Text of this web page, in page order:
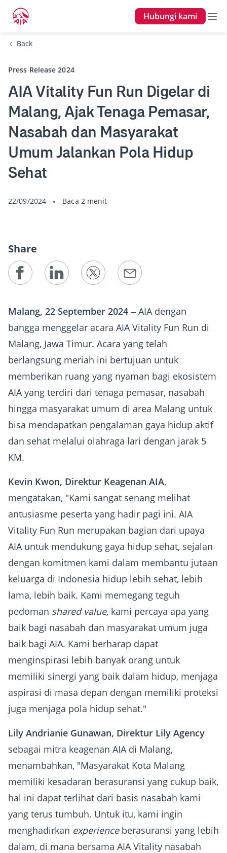
Hubungi kami
Back
Press Release 2024
AIA Vitality Fun Run Digelar di
Malang, Ajak Tenaga Pemasar,
Nasabah dan Masyarakat
Umum Jalankan Pola Hidup
Sehat
22/09/2024 Baca 2 menit
Share
Malang, 22 September 2024 – AIA dengan
bangga menggelar acara AIA Vitality Fun Run di
Malang, Jawa Timur. Acara yang telah
berlangsung meriah ini bertujuan untuk
memberikan ruang yang nyaman bagi ekosistem
AIA yang terdiri dari tenaga pemasar, nasabah
hingga masyarakat umum di area Malang untuk
bisa mendapatkan pengalaman gaya hidup aktif
dan sehat melalui olahraga lari dengan jarak 5
KM.
Kevin Kwon, Direktur Keagenan AIA,
mengatakan, "Kami sangat senang melihat
antusiasme peserta yang hadir pagi ini. AIA
Vitality Fun Run merupakan bagian dari upaya
AIA untuk mendukung gaya hidup sehat, sejalan
dengan komitmen kami dalam membantu jutaan
keluarga di Indonesia hidup lebih sehat, lebih
lama, lebih baik. Kami memegang teguh
pedoman shared value, kami percaya apa yang
baik bagi nasabah dan masyarakat umum juga
baik bagi AIA. Kami berharap dapat
menginspirasi lebih banyak orang untuk
memiliki sinergi yang baik dalam hidup, menjaga
aspirasi di masa depan dengan memiliki proteksi
juga menjaga pola hidup sehat."
Lily Andrianie Gunawan, Direktur Lily Agency
sebagai mitra keagenan AIA di Malang,
menambahkan, "Masyarakat Kota Malang
memiliki kesadaran berasuransi yang cukup baik,
hal ini dapat terlihat dari basis nasabah kami
yang terus tumbuh. Untuk itu, kami ingin
menghadirkan experience berasuransi yang lebih
dalam, di mana bersama AIA Vitality nasabah